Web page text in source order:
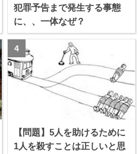
犯罪予告まで発生する事態
に、、一体なぜ？
【問題】5人を助けるために
1人を殺すことは正しいと思